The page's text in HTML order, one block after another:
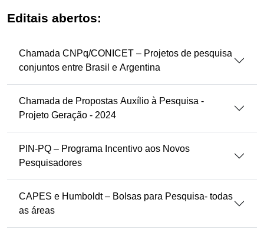
Editais abertos:
Chamada CNPq/CONICET – Projetos de pesquisa
conjuntos entre Brasil e Argentina
Chamada de Propostas Auxílio à Pesquisa -
Projeto Geração - 2024
PIN-PQ – Programa Incentivo aos Novos
Pesquisadores
CAPES e Humboldt – Bolsas para Pesquisa- todas
as áreas